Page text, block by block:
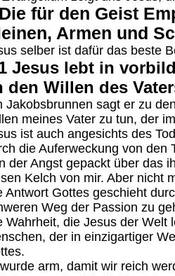
für den Geist
Armen und
selber ist dafür das beste
Jesus lebt in
den Willen des
Jakobsbrunnen sagt er zu
meines Vater zu tun, der
ist auch angesichts des
die Auferweckung von den
der Angst gepackt über das
Kelch von mir. Aber nicht
Antwort Gottes geschieht
Weg der Passion zu
Wahrheit, die Jesus der Welt
der in einzigartiger
arm, damit wir reich